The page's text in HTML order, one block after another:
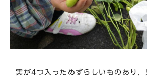
実が4つ入っためずらしいものあり，